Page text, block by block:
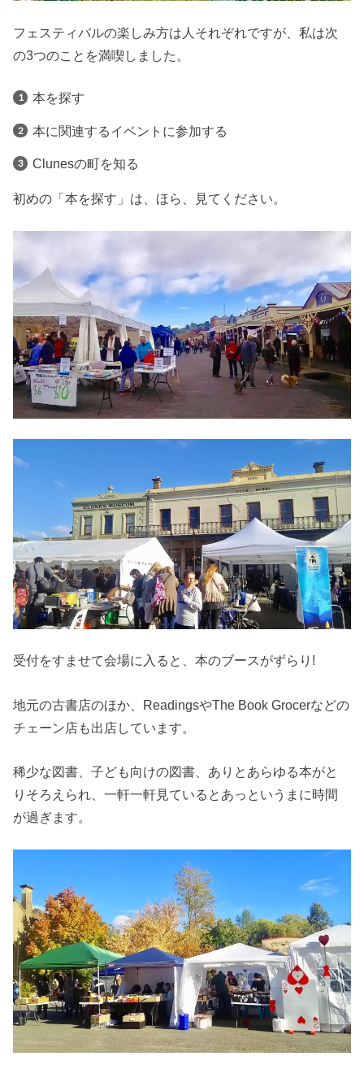
フェスティバルの楽しみ方は人それぞれですが、私は次
の3つのことを満喫しました。
本を探す
本に関連するイベントに参加する
Clunesの町を知る
初めの「本を探す」は、ほら、見てください。
受付をすませて会場に入ると、本のブースがずらり!
地元の古書店のほか、ReadingsやThe Book Grocerなどの
チェーン店も出店しています。
稀少な図書、子ども向けの図書、ありとあらゆる本がと
りそろえられ、一軒一軒見ているとあっというまに時間
が過ぎます。